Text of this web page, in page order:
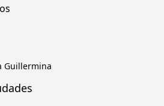
Guillermina